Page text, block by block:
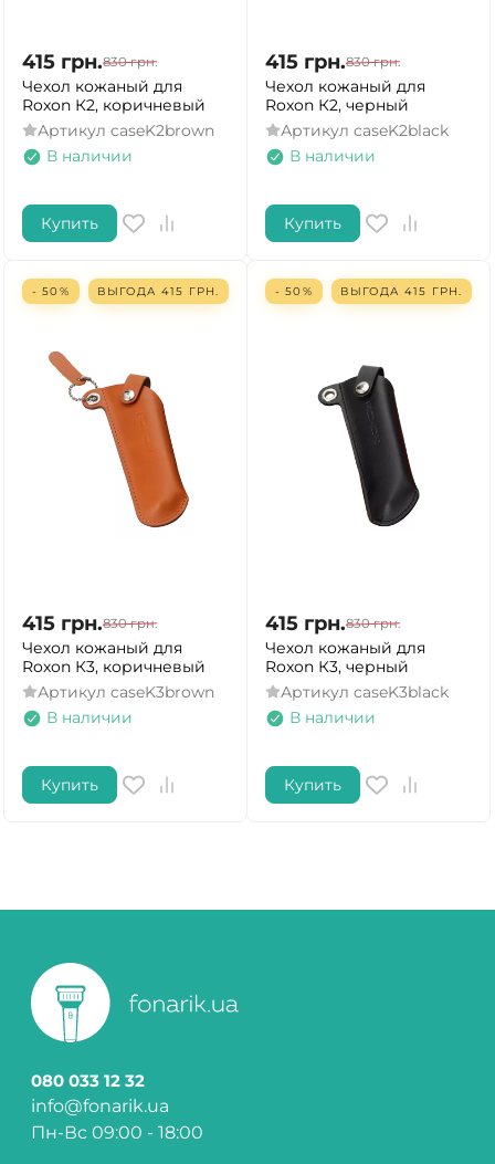
415 грн.830 грн.
Чехол кожаный для
Roxon К2, коричневый
Артикул caseK2brown
В наличии
Купить
415 грн.830 грн.
Чехол кожаный для
Roxon К2, черный
Артикул caseK2black
В наличии
Купить
- 50% ВЫГОДА 415 ГРН.
415 грн.830 грн.
Чехол кожаный для
Roxon К3, коричневый
Артикул caseK3brown
В наличии
Купить
- 50% ВЫГОДА 415 ГРН.
415 грн.830 грн.
Чехол кожаный для
Roxon К3, черный
Артикул caseK3black
В наличии
Купить
080 033 12 32
info@fonarik.ua
Пн-Вс 09:00 - 18:00